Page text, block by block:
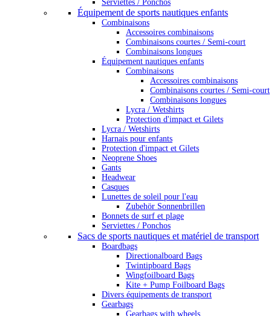
Serviettes / Ponchos
Équipement de sports nautiques enfants
Combinaisons
Accessoires combinaisons
Combinaisons courtes / Semi-court
Combinaisons longues
Équipement nautiques enfants
Combinaisons
Accessoires combinaisons
Combinaisons courtes / Semi-court
Combinaisons longues
Lycra / Wetshirts
Protection d'impact et Gilets
Lycra / Wetshirts
Harnais pour enfants
Protection d'impact et Gilets
Neoprene Shoes
Gants
Headwear
Casques
Lunettes de soleil pour l'eau
Zubehör Sonnenbrillen
Bonnets de surf et plage
Serviettes / Ponchos
Sacs de sports nautiques et matériel de transport
Boardbags
Directionalboard Bags
Twintipboard Bags
Wingfoilboard Bags
Kite + Pump Foilboard Bags
Divers équipements de transport
Gearbags
Gearbags with wheels